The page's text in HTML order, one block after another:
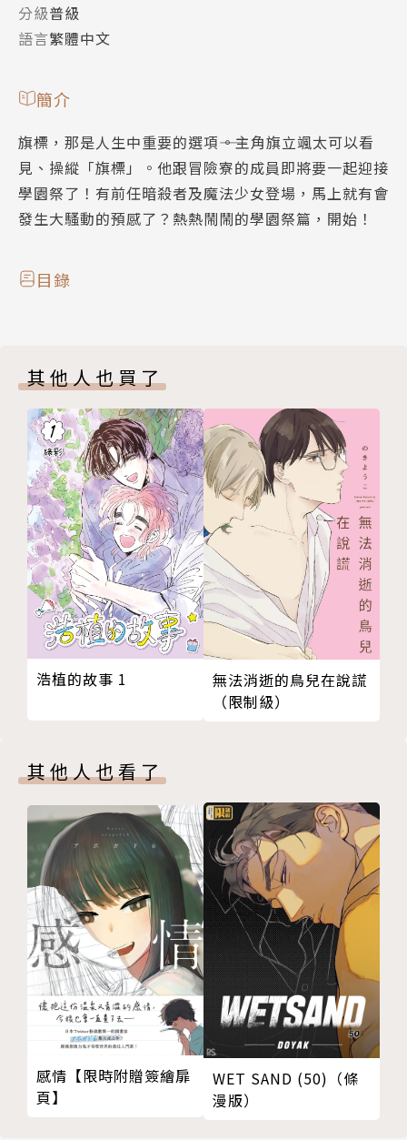
分級普級
語言繁體中文
簡介
旗標，那是人生中重要的選項――。主角旗立颯太可以看
見、操縱「旗標」。他跟冒險寮的成員即將要一起迎接
學園祭了！有前任暗殺者及魔法少女登場，馬上就有會
發生大騷動的預感了？熱熱鬧鬧的學園祭篇，開始！
目錄
其他人也買了
浩植的故事 1
無法消逝的鳥兒在說謊
（限制級）
其他人也看了
感情【限時附贈簽繪扉
頁】
WET SAND (50)（條
漫版）